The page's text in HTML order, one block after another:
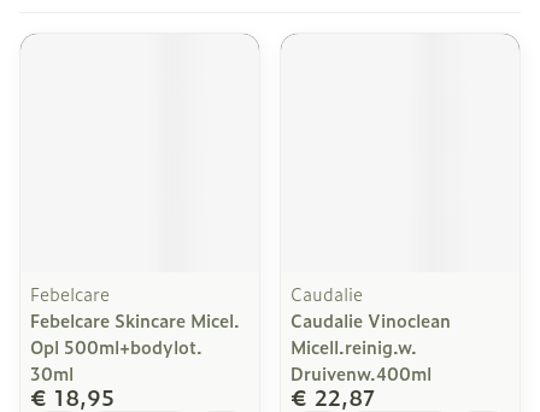
Febelcare
Febelcare Skincare Micel.
Opl 500ml+bodylot.
30ml
€ 18,95
Caudalie
Caudalie Vinoclean
Micell.reinig.w.
Druivenw.400ml
€ 22,87